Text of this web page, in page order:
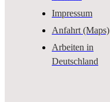
Impressum
Anfahrt (Maps)
Arbeiten in
Deutschland